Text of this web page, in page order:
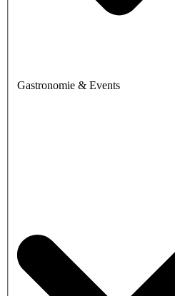
Gastronomie & Events